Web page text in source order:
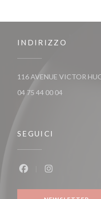
INDIRIZZO
116 AVENUE VICTOR
04 75 44 00 04
SEGUICI